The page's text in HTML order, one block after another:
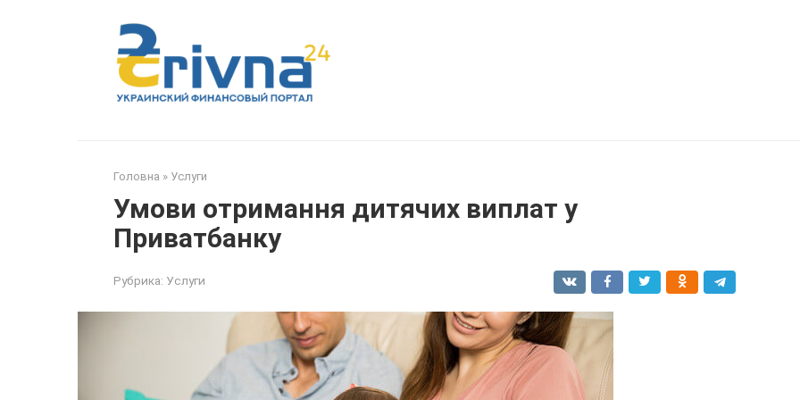
Головна » Услуги
Умови отримання дитячих виплат у
Приватбанку
Рубрика: Услуги